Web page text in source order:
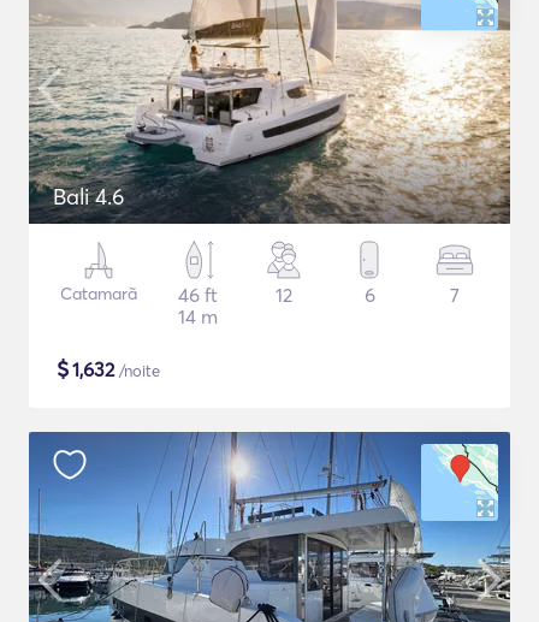
Bali 4.6
Catamarã
46 ft
14 m
12 6 7
$1,632/noite